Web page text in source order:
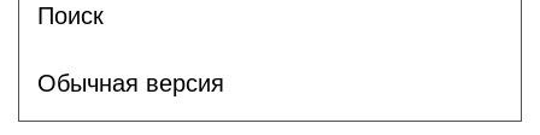
Поиск
Обычная версия